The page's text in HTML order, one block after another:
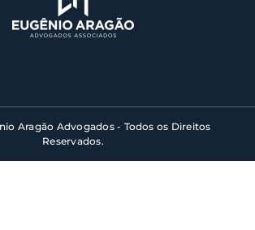
Aragão Advogados - Todos os Direitos
Reservados.